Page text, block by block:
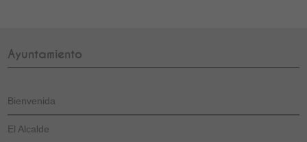
Ayuntamiento
Bienvenida
El Alcalde